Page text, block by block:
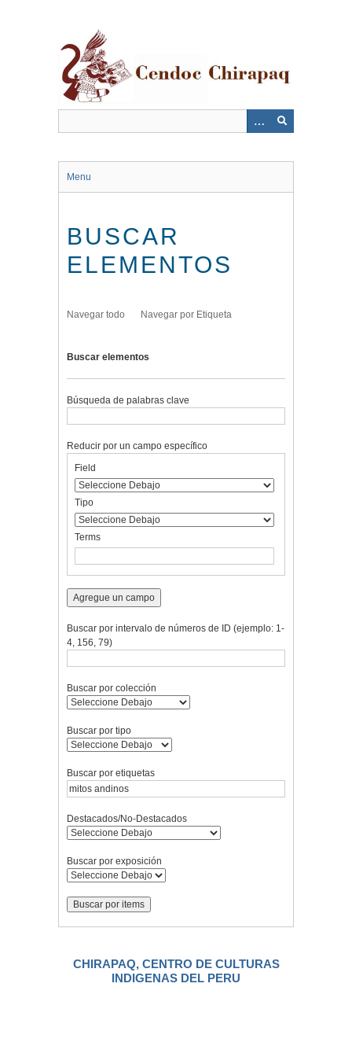
Menu
BUSCAR
ELEMENTOS
Navegar todo Navegar por Etiqueta
Buscar elementos
Búsqueda de palabras clave
rows
"Reducir
por
específico":
1
Reducir por un campo específico
de
búsqueda
de
búsqueda
de
búsqueda
de
Búsqueda
Field
Tipo
Terms
Agregue un campo
Buscar por intervalo de números de ID (ejemplo: 1-
4, 156, 79)
Buscar por colección
Buscar por tipo
Buscar por etiquetas
Destacados/No-Destacados
Buscar por exposición
CHIRAPAQ, CENTRO DE CULTURAS
INDIGENAS DEL PERU